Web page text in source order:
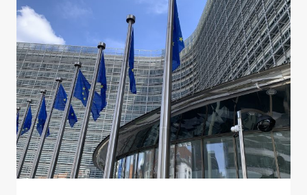
GENEROSIDAD
QUE
ESTÁ
CAMBIANDO
EL
MUNDO